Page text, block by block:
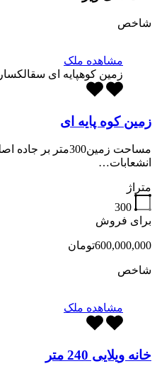
شاخص
مشاهده ملک
زمین کوهپایه ای سقالکسار
زمین کوه پایه ای
مساحت زمین300متر
انشعابات…
متراژ
300
برای فروش
600,000,000تومان
شاخص
مشاهده ملک
خانه ویلایی 240 متر